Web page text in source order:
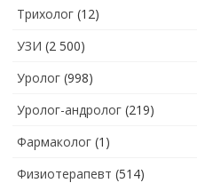
Трихолог (12)
УЗИ (2 500)
Уролог (998)
Уролог-андролог (219)
Фармаколог (1)
Физиотерапевт (514)